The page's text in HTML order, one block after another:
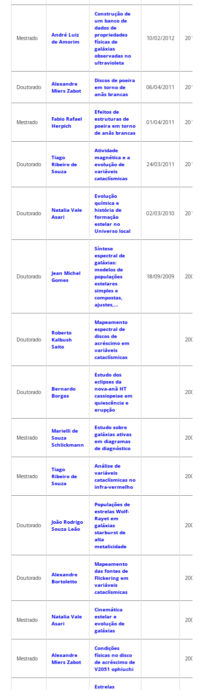
Mestrado
André Luiz
de Amorim
Construção de
um banco de
dados de
propriedades
físicas de
galáxias
observadas no
ultravioleta
10/02/2012 2012
Doutorado
Alexandre
Miers Zabot
Discos de poeira
em torno de
anãs brancas
06/04/2011 2011
Mestrado
Fabio Rafael
Herpich
Efeitos de
estruturas de
poeira em torno
de anãs brancas
01/04/2011 2011
Doutorado
Tiago
Ribeiro de
Souza
Atividade
magnética e a
evolução de
variáveis
cataclísmicas
24/03/2011 2011
Doutorado
Natalia Vale
Asari
Evolução
química e
história de
formação
estelar no
Universo local
02/03/2010 2010
Doutorado
Jean Michel
Gomes
Síntese
espectral de
galáxias:
modelos de
populações
estelares
simples e
compostas,
ajustes,…
18/09/2009 2009
Doutorado
Roberto
Kalbush
Saito
Mapeamento
espectral de
discos de
acréscimo em
variáveis
cataclísmicas
2008
Doutorado
Bernardo
Borges
Estudo dos
eclipses da
nova-anã HT
cassiopeiae em
quiescência e
erupção
2008
Mestrado
Marielli de
Souza
Schlickmann
Estudo sobre
galáxias ativas
em diagramas
de diagnóstico
2008
Mestrado
Tiago
Ribeiro de
Souza
Análise de
variáveis
cataclísmicas no
infra-vermelho
2007
Doutorado
João Rodrigo
Souza Leão
Populações de
estrelas Wolf-
Rayet em
galáxias
starburst de
alta
metalicidade
2006
Doutorado
Alexandre
Bortoletto
Mapeamento
das fontes de
Flickering em
variáveis
cataclísmicas
2006
Mestrado
Natalia Vale
Asari
Cinemática
estelar e
evolução de
galáxias
2006
Mestrado
Alexandre
Miers Zabot
Condições
físicas no disco
de acréscimo de
V2051 ophiuchi
2006
Estrelas